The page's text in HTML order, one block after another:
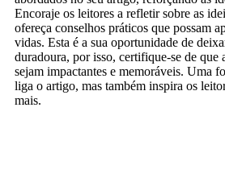
Encoraje os leitores a refletir sobre as
ofereça conselhos práticos que possam
vidas. Esta é a sua oportunidade de
duradoura, por isso, certifique-se de que
sejam impactantes e memoráveis. Uma
liga o artigo, mas também inspira os
mais.